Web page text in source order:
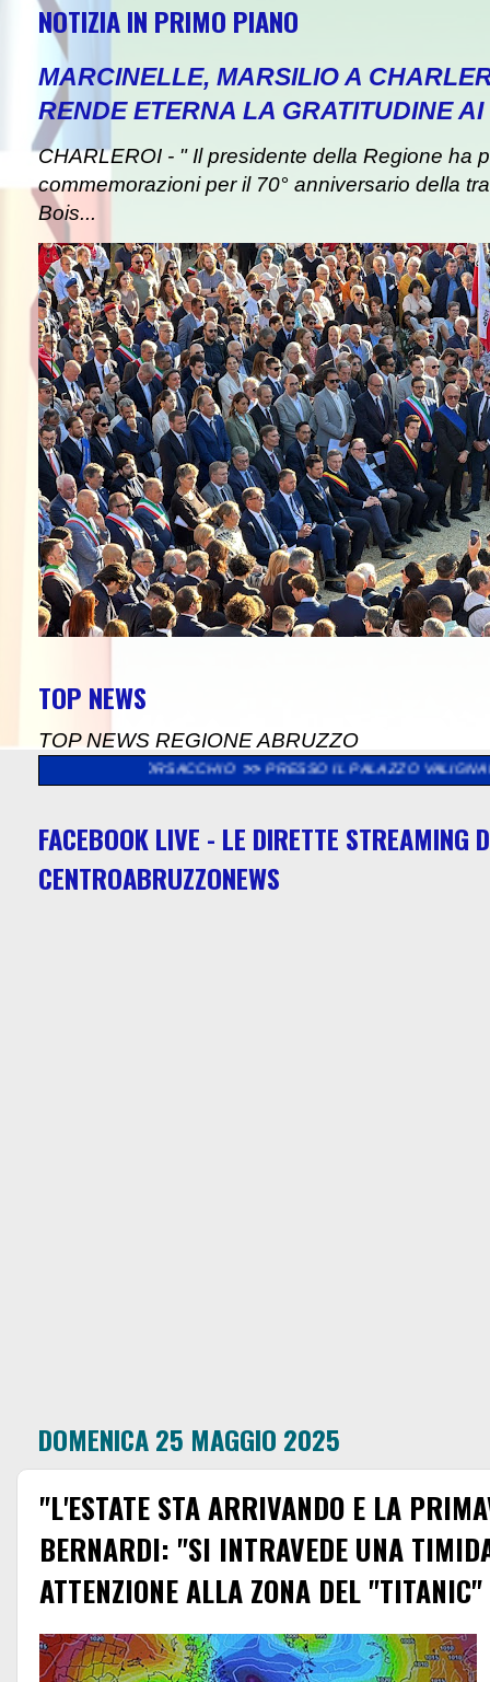
NOTIZIA IN PRIMO PIANO
MARCINELLE, MARSILIO A
RENDE ETERNA LA GRATITUDINE
CHARLEROI - " Il presidente della Regione ha
commemorazioni per il 70° anniversario della
Bois...
TOP NEWS
TOP NEWS REGIONE ABRUZZO
PRESSO IL PALAZZO VALIGNANI DI
FACEBOOK LIVE - LE DIRETTE STREAMING
CENTROABRUZZONEWS
DOMENICA 25 MAGGIO 2025
"L'ESTATE STA ARRIVANDO E LA
BERNARDI: "SI INTRAVEDE UNA
ATTENZIONE ALLA ZONA DEL "TITANIC"